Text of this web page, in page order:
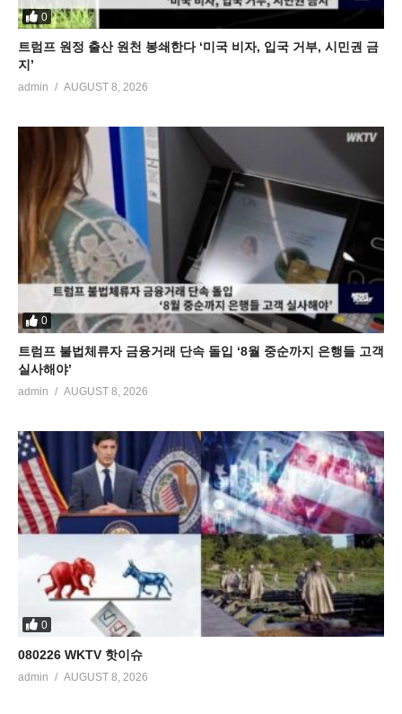
0
트럼프 원정 출산 원천 봉쇄한다 ‘미국 비자, 입국 거부, 시민권 금
지’
admin AUGUST 8, 2026
0
트럼프 불법체류자 금융거래 단속 돌입 ‘8월 중순까지 은행들 고객
실사해야’
admin AUGUST 8, 2026
0
080226 WKTV 핫이슈
admin AUGUST 8, 2026